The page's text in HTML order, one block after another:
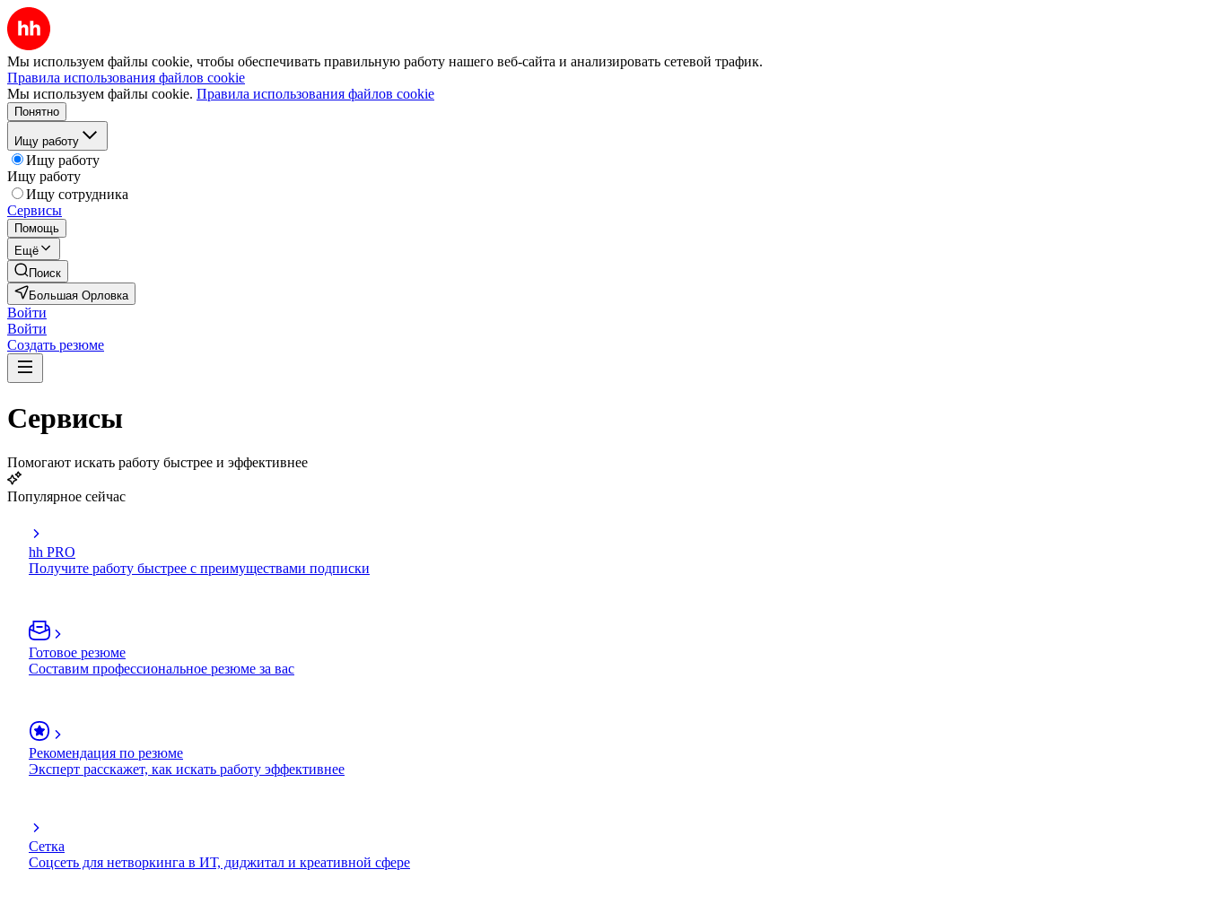
Мы используем файлы cookie, чтобы обеспечивать правильную работу нашего веб-сайта и анализировать сетевой трафик.
Правила использования файлов cookie
Мы используем файлы cookie. Правила использования файлов cookie
Понятно
Ищу работу
Ищу работу
Ищу работу
Ищу сотрудника
Сервисы
Помощь
Ещё
Поиск
Большая Орловка
Войти
Войти
Создать резюме
Сервисы
Помогают искать работу быстрее и эффективнее
Популярное сейчас
hh PRO
Получите работу быстрее с преимуществами подписки
Готовое резюме
Составим профессиональное резюме за вас
Рекомендация по резюме
Эксперт расскажет, как искать работу эффективнее
Сетка
Соцсеть для нетворкинга в ИТ, диджитал и креативной сфере